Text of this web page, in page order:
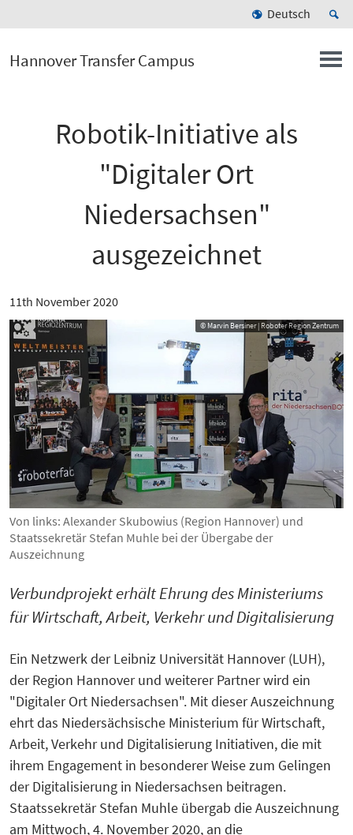
Deutsch
Hannover Transfer Campus
Robotik-Initiative als
"Digitaler Ort
Niedersachsen"
ausgezeichnet
11th November 2020
© Marvin Bersiner | Roboter Region Zentrum
Von links: Alexander Skubowius (Region Hannover) und
Staatssekretär Stefan Muhle bei der Übergabe der
Auszeichnung
Verbundprojekt erhält Ehrung des Ministeriums
für Wirtschaft, Arbeit, Verkehr und Digitalisierung
Ein Netzwerk der Leibniz Universität Hannover (LUH),
der Region Hannover und weiterer Partner wird ein
"Digitaler Ort Niedersachsen". Mit dieser Auszeichnung
ehrt das Niedersächsische Ministerium für Wirtschaft,
Arbeit, Verkehr und Digitalisierung Initiativen, die mit
ihrem Engagement in besonderer Weise zum Gelingen
der Digitalisierung in Niedersachsen beitragen.
Staatssekretär Stefan Muhle übergab die Auszeichnung
am Mittwoch, 4. November 2020, an die